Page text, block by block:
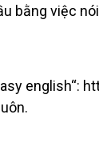
bằng việc
english“: